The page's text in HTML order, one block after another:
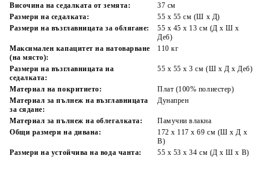
Височина на седалката от земята:
37 см
Размери на седалката:
55 x 55 cм (Ш x Д)
Размери на възглавницата за облягане:
55 x 45 x 13 см (Д х Ш x
Деб)
Максимален капацитет на натоварване
(на място):
110 кг
Размери на възглавницата на
седалката:
55 x 55 x 3 см (Ш x Д x Деб)
Материал на покритието:
Плат (100% полиестер)
Материал за пълнеж на възглавницата
за сядане:
Дунапрен
Материал за пълнеж на облегалката:
Памучни влакна
Общи размери на дивана:
172 x 117 x 69 см (Ш x Д x
В)
Размери на устойчива на вода чанта:
55 x 53 x 34 см (Д x Ш x В)